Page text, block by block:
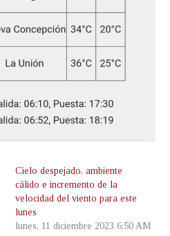
Cielo despejado, ambiente
cálido e incremento de la
velocidad del viento para este
lunes
lunes, 11 diciembre 2023 6:50 AM